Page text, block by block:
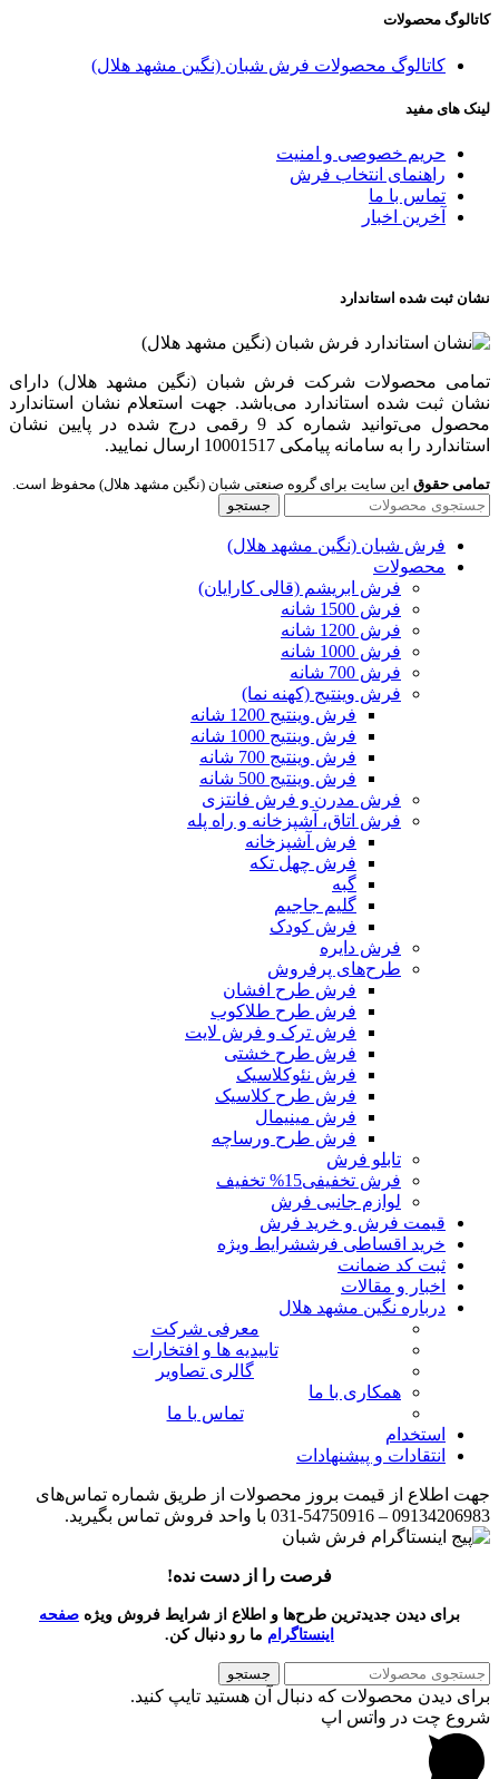
کاتالوگ محصولات
کاتالوگ محصولات فرش شبان (نگین مشهد هلال)
لینک های مفید
حریم خصوصی و امنیت
راهنمای انتخاب فرش
تماس با ما
آخرین اخبار
نشان ثبت شده استاندارد
تمامی محصولات شرکت فرش شبان (نگین مشهد هلال) دارای
نشان ثبت شده استاندارد می‌باشد. جهت استعلام نشان استاندارد
محصول می‌توانید شماره کد 9 رقمی درج شده در پایین نشان
استاندارد را به سامانه پیامکی 10001517 ارسال نمایید.
تمامی حقوق این سایت برای گروه صنعتی شبان (نگین مشهد هلال) محفوظ است.
جستجو
فرش شبان (نگین مشهد هلال)
محصولات
فرش ابریشم (قالی کارایان)
فرش 1500 شانه
فرش 1200 شانه
فرش 1000 شانه
فرش 700 شانه
فرش وینتیج (کهنه نما)
فرش وینتیج 1200 شانه
فرش وینتیج 1000 شانه
فرش وینتیج 700 شانه
فرش وینتیج 500 شانه
فرش مدرن و فرش فانتزی
فرش اتاق، آشپزخانه و راه پله
فرش آشپزخانه
فرش چهل تکه
گبه
گلیم جاجیم
فرش کودک
فرش دایره
طرح‌های پرفروش
فرش طرح افشان
فرش طرح طلاکوب
فرش ترک و فرش لایت
فرش طرح خشتی
فرش نئوکلاسیک
فرش طرح کلاسیک
فرش مینیمال
فرش طرح ورساچه
تابلو فرش
فرش تخفیفی15% تخفیف
لوازم جانبی فرش
قیمت فرش و خرید فرش
خرید اقساطی فرششرایط ویژه
ثبت کد ضمانت
اخبار و مقالات
درباره نگین مشهد هلال
معرفی شرکت
تاییدیه ها و افتخارات
گالری تصاویر
همکاری با ما
تماس با ما
استخدام
انتقادات و پیشنهادات
جهت اطلاع از قیمت بروز محصولات از طریق شماره تماس‌‌های
09134206983 – 54750916-031 با واحد فروش تماس بگیرید.
فرصت را از دست نده!
برای دیدن جدیدترین طرح‌ها و اطلاع از شرایط فروش ویژه صفحه
اینستاگرام ما رو دنبال کن.
جستجو
برای دیدن محصولات که دنبال آن هستید تایپ کنید.
شروع چت در واتس اپ